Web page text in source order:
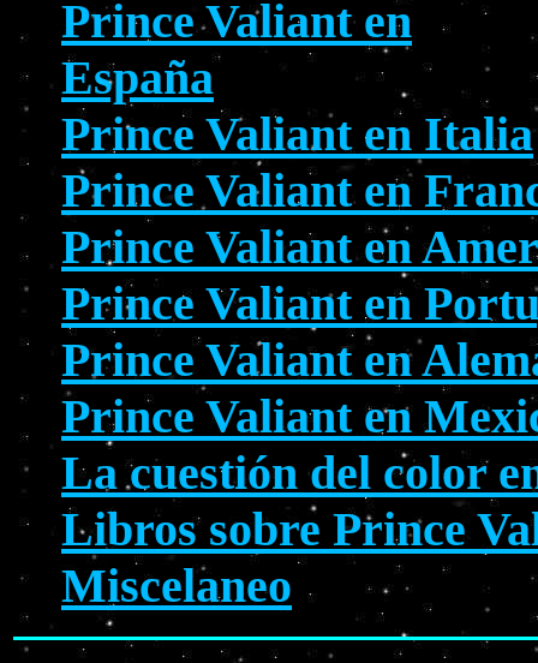
Prince Valiant en
España
Prince Valiant en Italia
Prince Valiant en
Prince Valiant en
Prince Valiant en
Prince Valiant en
Prince Valiant en
La cuestión del color
Libros sobre Prince
Miscelaneo